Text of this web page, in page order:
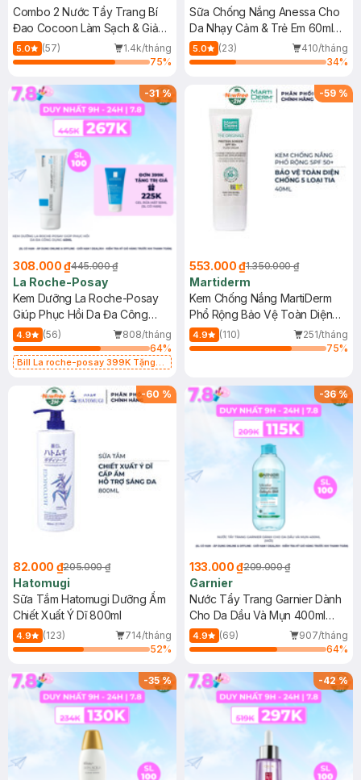
Combo 2 Nước Tẩy Trang Bí
Đao Cocoon Làm Sạch & Giảm
Dầu 500ml
5.0 (57)
1.4k/tháng
75%
Sữa Chống Nắng Anessa Cho
Da Nhạy Cảm & Trẻ Em 60ml
(Mới)
5.0 (23)
410/tháng
34%
-31%
308.000 ₫445.000 ₫
La Roche-Posay
Kem Dưỡng La Roche-Posay
Giúp Phục Hồi Da Đa Công
Dụng 40ml
4.9 (56)
808/tháng
64%
Bill La roche-posay 399K Tặng
(SL có hạn)
-59 %
553.000 ₫1.350.000 ₫
Martiderm
Kem Chống Nắng MartiDerm
Phổ Rộng Bảo Vệ Toàn Diện
40ml
4.9 (110)
251/tháng
75%
-60 %
82.000 ₫205.000 ₫
Hatomugi
Sữa Tắm Hatomugi Dưỡng Ẩm
Chiết Xuất Ý Dĩ 800ml
4.9 (123)
714/tháng
52%
-36%
133.000 ₫209.000 ₫
Garnier
Nước Tẩy Trang Garnier Dành
Cho Da Dầu Và Mụn 400ml
(Mới)
4.9 (69)
907/tháng
64%
-35% -42%